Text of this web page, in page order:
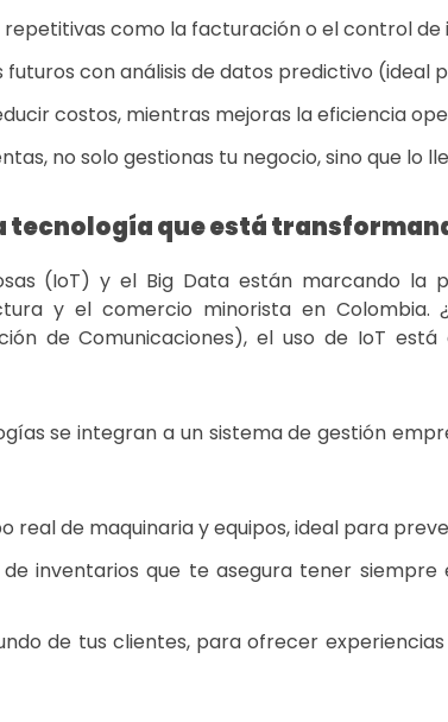
como la facturación o el control de
futuros con análisis de datos predictivo (ideal
costos, mientras mejoras la eficiencia
no solo gestionas tu negocio, sino que lo
tecnología que está
(IoT) y el Big Data están marcando la
y el comercio minorista en Colombia.
de Comunicaciones), el uso de IoT
se integran a un sistema de gestión
real de maquinaria y equipos, ideal para
inventarios que te asegura tener
de tus clientes, para ofrecer